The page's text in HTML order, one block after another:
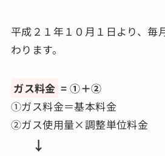
平成２１年１０月１日より、毎
わります。
ガス料金 = ①＋②
①ガス料金＝基本料金
②ガス使用量×調整単位料金
↓